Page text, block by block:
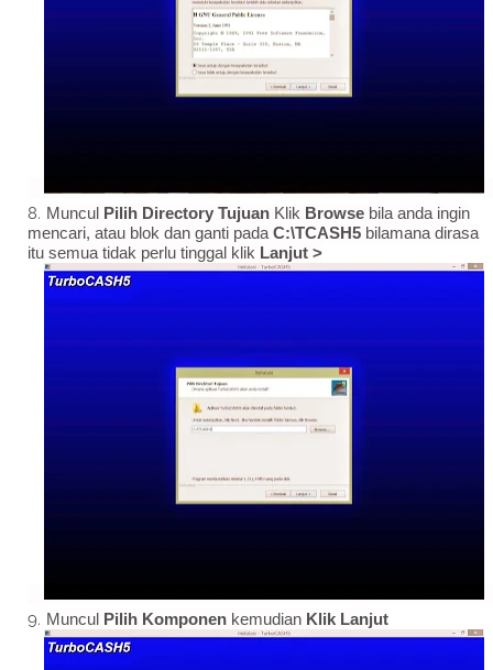
Muncul Pilih Directory Tujuan Klik Browse bila anda ingin
mencari, atau blok dan ganti padaC:\TCASH5 bilamana dirasa
itu semua tidak perlu tinggal klik Lanjut >
Muncul Pilih Komponen kemudian Klik Lanjut